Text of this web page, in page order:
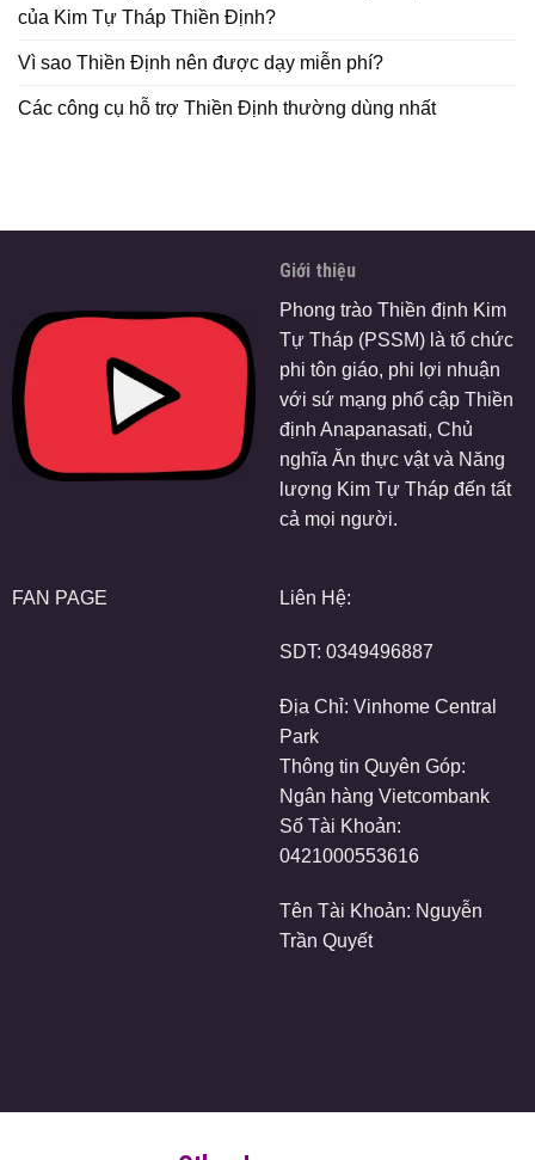
của Kim Tự Tháp Thiền Định?
Vì sao Thiền Định nên được dạy miễn phí?
Các công cụ hỗ trợ Thiền Định thường dùng nhất
Giới thiệu
Phong trào Thiền định Kim
Tự Tháp (PSSM) là tổ chức
phi tôn giáo, phi lợi nhuận
với sứ mạng phổ cập Thiền
định Anapanasati, Chủ
nghĩa Ăn thực vật và Năng
lượng Kim Tự Tháp đến tất
cả mọi người.
FAN PAGE Liên Hệ:
SDT: 0349496887
Địa Chỉ: Vinhome Central
Park
Thông tin Quyên Góp:
Ngân hàng Vietcombank
Số Tài Khoản:
0421000553616
Tên Tài Khoản: Nguyễn
Trần Quyết